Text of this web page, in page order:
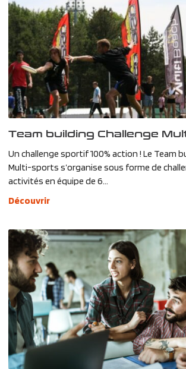
Team building Challenge
Un challenge sportif 100% action ! Le Team
Multi-sports s’organise sous forme de
activités en équipe de 6...
Découvrir